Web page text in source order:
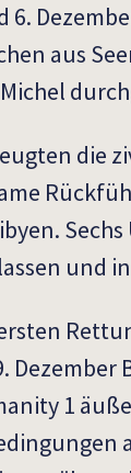
6.
aus
die
und
1